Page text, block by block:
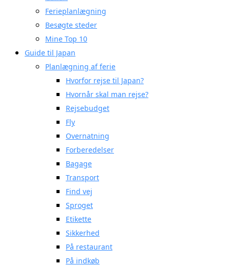
Ferieplanlægning
Besøgte steder
Mine Top 10
Guide til Japan
Planlægning af ferie
Hvorfor rejse til Japan?
Hvornår skal man rejse?
Rejsebudget
Fly
Overnatning
Forberedelser
Bagage
Transport
Find vej
Sproget
Etikette
Sikkerhed
På restaurant
På indkøb